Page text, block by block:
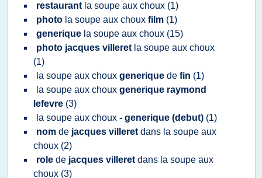
restaurant la soupe aux choux (1)
photo la soupe aux choux film (1)
generique la soupe aux choux (15)
photo jacques villeret la soupe aux choux
(1)
la soupe aux choux generique de fin (1)
la soupe aux choux generique raymond
lefevre (3)
la soupe aux choux - generique (debut) (1)
nom de jacques villeret dans la soupe aux
choux (2)
role de jacques villeret dans la soupe aux
choux (3)